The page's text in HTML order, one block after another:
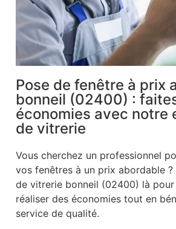
Pose de fenêtre à prix
bonneil (02400) :
économies avec notre
de vitrerie
Vous cherchez un professionnel
vos fenêtres à un prix abordable
de vitrerie bonneil (02400) là
réaliser des économies tout en
service de qualité.